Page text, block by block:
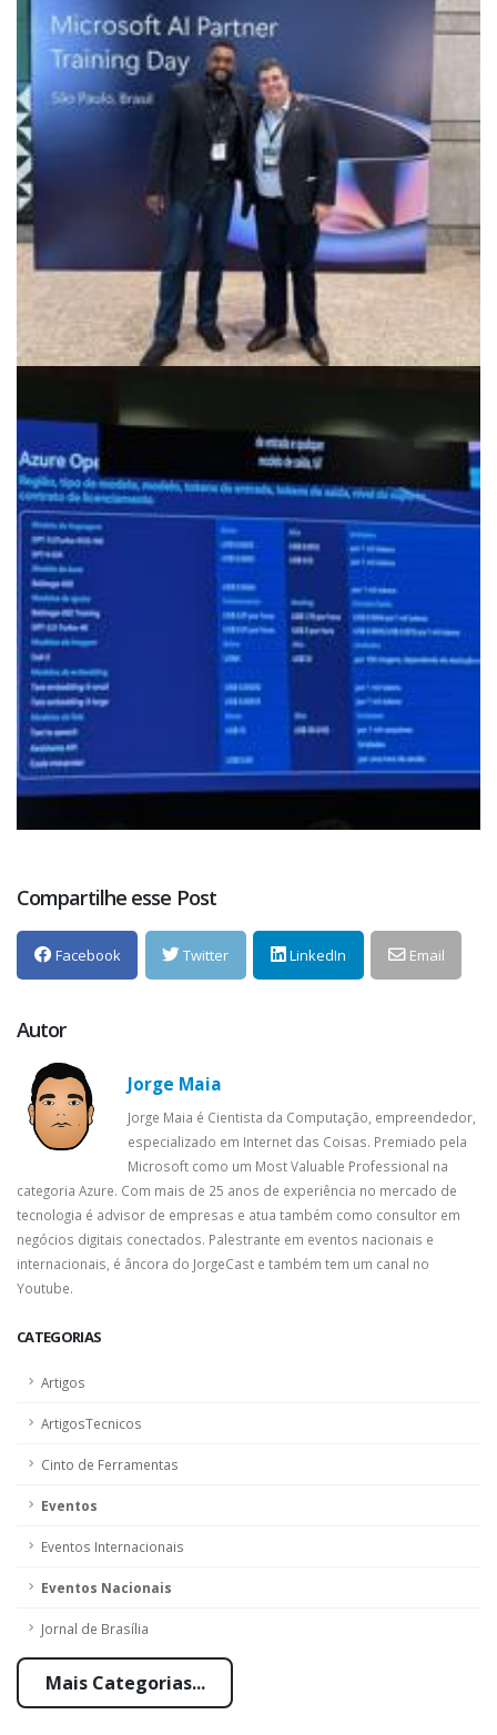
CATEGORIAS
Artigos
ArtigosTecnicos
Cinto de Ferramentas
Eventos
Eventos Internacionais
Eventos Nacionais
Jornal de Brasília
Mais Categorias...
Compartilhe esse Post
Facebook Twitter LinkedIn Email
Autor
Jorge Maia
Jorge Maia é Cientista da Computação, empreendedor,
especializado em Internet das Coisas. Premiado pela
Microsoft como um Most Valuable Professional na
categoria Azure. Com mais de 25 anos de experiência no mercado de
tecnologia é advisor de empresas e atua também como consultor em
negócios digitais conectados. Palestrante em eventos nacionais e
internacionais, é âncora do JorgeCast e também tem um canal no
Youtube.